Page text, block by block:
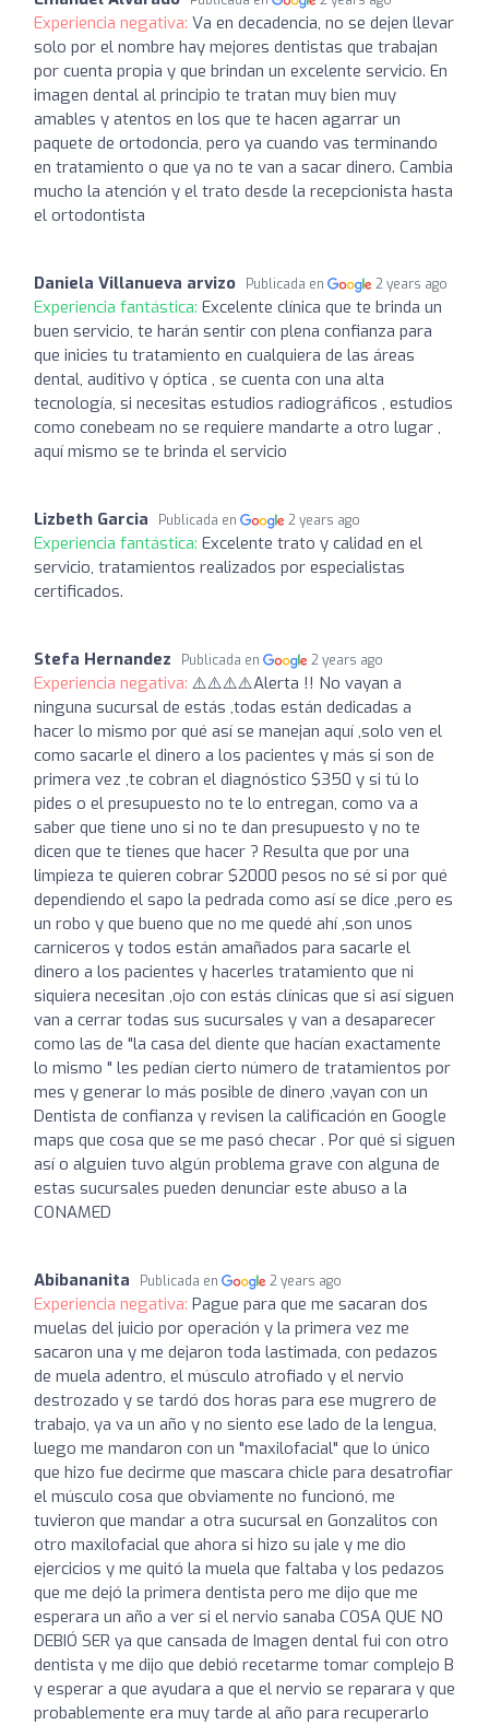
Experiencia negativa: Va en decadencia, no se dejen llevar
solo por el nombre hay mejores dentistas que trabajan
por cuenta propia y que brindan un excelente servicio. En
imagen dental al principio te tratan muy bien muy
amables y atentos en los que te hacen agarrar un
paquete de ortodoncia, pero ya cuando vas terminando
en tratamiento o que ya no te van a sacar dinero. Cambia
mucho la atención y el trato desde la recepcionista hasta
el ortodontista
Daniela Villanueva arvizo Publicada en 2 years ago
Experiencia fantástica: Excelente clínica que te brinda un
buen servicio, te harán sentir con plena confianza para
que inicies tu tratamiento en cualquiera de las áreas
dental, auditivo y óptica , se cuenta con una alta
tecnología, si necesitas estudios radiográficos , estudios
como conebeam no se requiere mandarte a otro lugar ,
aquí mismo se te brinda el servicio
Lizbeth Garcia Publicada en 2 years ago
Experiencia fantástica: Excelente trato y calidad en el
servicio, tratamientos realizados por especialistas
certificados.
Stefa Hernandez Publicada en 2 years ago
Experiencia negativa: ⚠️⚠️⚠️⚠️Alerta !! No vayan a
ninguna sucursal de estás ,todas están dedicadas a
hacer lo mismo por qué así se manejan aquí ,solo ven el
como sacarle el dinero a los pacientes y más si son de
primera vez ,te cobran el diagnóstico $350 y si tú lo
pides o el presupuesto no te lo entregan, como va a
saber que tiene uno si no te dan presupuesto y no te
dicen que te tienes que hacer ? Resulta que por una
limpieza te quieren cobrar $2000 pesos no sé si por qué
dependiendo el sapo la pedrada como así se dice ,pero es
un robo y que bueno que no me quedé ahí ,son unos
carniceros y todos están amañados para sacarle el
dinero a los pacientes y hacerles tratamiento que ni
siquiera necesitan ,ojo con estás clínicas que si así siguen
van a cerrar todas sus sucursales y van a desaparecer
como las de "la casa del diente que hacían exactamente
lo mismo " les pedían cierto número de tratamientos por
mes y generar lo más posible de dinero ,vayan con un
Dentista de confianza y revisen la calificación en Google
maps que cosa que se me pasó checar . Por qué si siguen
así o alguien tuvo algún problema grave con alguna de
estas sucursales pueden denunciar este abuso a la
CONAMED
Abibananita Publicada en 2 years ago
Experiencia negativa: Pague para que me sacaran dos
muelas del juicio por operación y la primera vez me
sacaron una y me dejaron toda lastimada, con pedazos
de muela adentro, el músculo atrofiado y el nervio
destrozado y se tardó dos horas para ese mugrero de
trabajo, ya va un año y no siento ese lado de la lengua,
luego me mandaron con un "maxilofacial" que lo único
que hizo fue decirme que mascara chicle para desatrofiar
el músculo cosa que obviamente no funcionó, me
tuvieron que mandar a otra sucursal en Gonzalitos con
otro maxilofacial que ahora si hizo su jale y me dio
ejercicios y me quitó la muela que faltaba y los pedazos
que me dejó la primera dentista pero me dijo que me
esperara un año a ver si el nervio sanaba COSA QUE NO
DEBIÓ SER ya que cansada de Imagen dental fui con otro
dentista y me dijo que debió recetarme tomar complejo B
y esperar a que ayudara a que el nervio se reparara y que
probablemente era muy tarde al año para recuperarlo